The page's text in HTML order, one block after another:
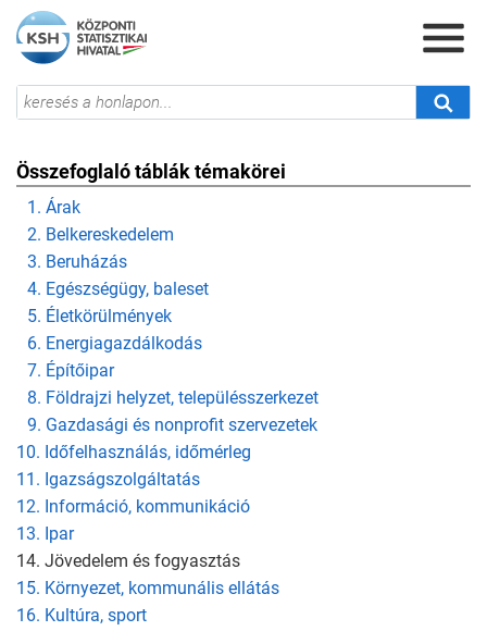
Összefoglaló táblák témakörei
1. Árak
2. Belkereskedelem
3. Beruházás
4. Egészségügy, baleset
5. Életkörülmények
6. Energiagazdálkodás
7. Építőipar
8. Földrajzi helyzet, településszerkezet
9. Gazdasági és nonprofit szervezetek
10. Időfelhasználás, időmérleg
11. Igazságszolgáltatás
12. Információ, kommunikáció
13. Ipar
14. Jövedelem és fogyasztás
15. Környezet, kommunális ellátás
16. Kultúra, sport